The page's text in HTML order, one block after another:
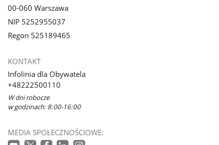
00-060 Warszawa
NIP 5252955037
Regon 525189465
KONTAKT
Infolinia dla Obywatela
+48222500110
W dni robocze
w godzinach: 8:00-16:00
MEDIA SPOŁECZNOŚCIOWE: